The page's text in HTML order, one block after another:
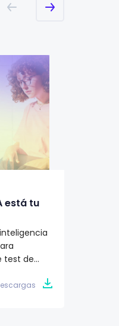
está tu
test de
un plan de